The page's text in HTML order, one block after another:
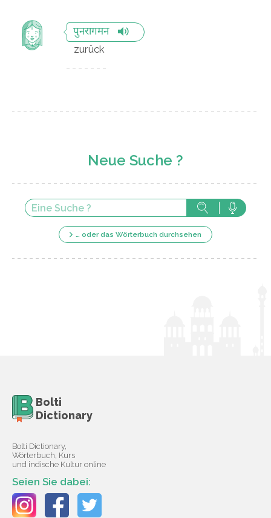
पुनरागमन
zurück
Neue Suche ?
… oder das Wörterbuch durchsehen
Bolti
Dictionary
Bolti Dictionary,
Wörterbuch, Kurs
und indische Kultur online
Seien Sie dabei: